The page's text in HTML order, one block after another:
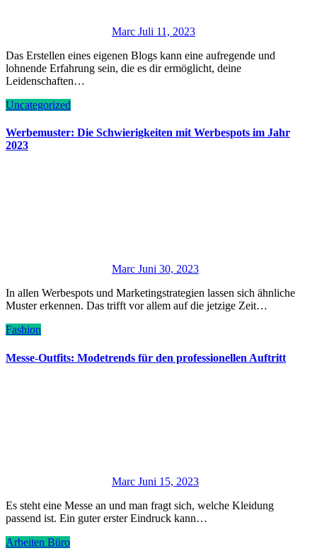
Marc Juli 11, 2023
Das Erstellen eines eigenen Blogs kann eine aufregende und
lohnende Erfahrung sein, die es dir ermöglicht, deine
Leidenschaften…
Uncategorized
Werbemuster: Die Schwierigkeiten mit Werbespots im Jahr
2023
Marc Juni 30, 2023
In allen Werbespots und Marketingstrategien lassen sich ähnliche
Muster erkennen. Das trifft vor allem auf die jetzige Zeit…
Fashion
Messe-Outfits: Modetrends für den professionellen Auftritt
Marc Juni 15, 2023
Es steht eine Messe an und man fragt sich, welche Kleidung
passend ist. Ein guter erster Eindruck kann…
Arbeiten Büro